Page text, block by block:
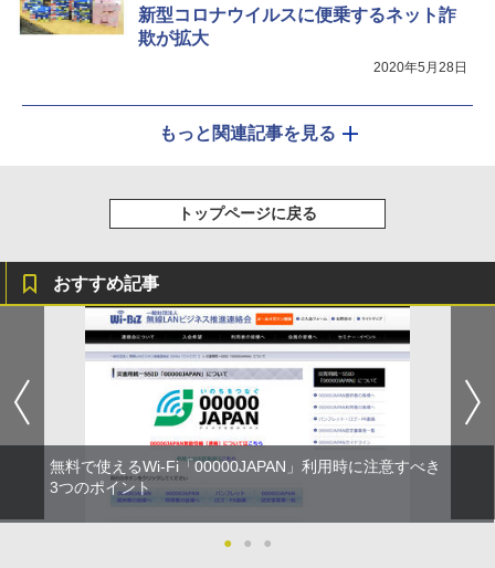
新型コロナウイルスに便乗するネット詐
欺が拡大
2020年5月28日
もっと関連記事を見る
トップページに戻る
おすすめ記事
無料で使えるWi-Fi「00000JAPAN」利用時に注意すべき
3つのポイント
● ● ●